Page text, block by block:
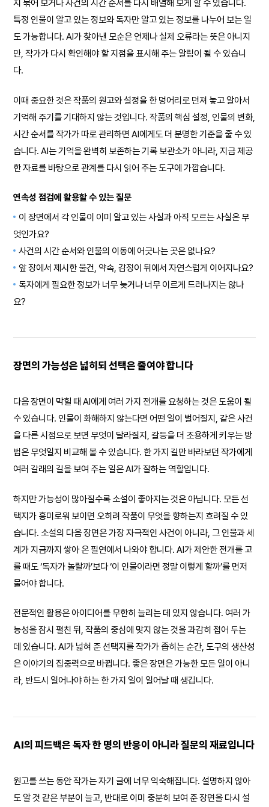
지 묶어 보거나 사건의 시간 순서를 다시 배열해 보게 할 수 있습니다.
특정 인물이 알고 있는 정보와 독자만 알고 있는 정보를 나누어 보는 일
도 가능합니다. AI가 찾아낸 모순은 언제나 실제 오류라는 뜻은 아니지
만, 작가가 다시 확인해야 할 지점을 표시해 주는 알림이 될 수 있습니
다.
이때 중요한 것은 작품의 원고와 설정을 한 덩어리로 던져 놓고 알아서
기억해 주기를 기대하지 않는 것입니다. 작품의 핵심 설정, 인물의 변화,
시간 순서를 작가가 따로 관리하면 AI에게도 더 분명한 기준을 줄 수 있
습니다. AI는 기억을 완벽히 보존하는 기록 보관소가 아니라, 지금 제공
한 자료를 바탕으로 관계를 다시 읽어 주는 도구에 가깝습니다.
연속성 점검에 활용할 수 있는 질문
이 장면에서 각 인물이 이미 알고 있는 사실과 아직 모르는 사실은 무
엇인가요?
사건의 시간 순서와 인물의 이동에 어긋나는 곳은 없나요?
앞 장에서 제시한 물건, 약속, 감정이 뒤에서 자연스럽게 이어지나요?
독자에게 필요한 정보가 너무 늦거나 너무 이르게 드러나지는 않나
요?
장면의 가능성은 넓히되 선택은 줄여야 합니다
다음 장면이 막힐 때 AI에게 여러 가지 전개를 요청하는 것은 도움이 될
수 있습니다. 인물이 화해하지 않는다면 어떤 일이 벌어질지, 같은 사건
을 다른 시점으로 보면 무엇이 달라질지, 갈등을 더 조용하게 키우는 방
법은 무엇일지 비교해 볼 수 있습니다. 한 가지 길만 바라보던 작가에게
여러 갈래의 길을 보여 주는 일은 AI가 잘하는 역할입니다.
하지만 가능성이 많아질수록 소설이 좋아지는 것은 아닙니다. 모든 선
택지가 흥미로워 보이면 오히려 작품이 무엇을 향하는지 흐려질 수 있
습니다. 소설의 다음 장면은 가장 자극적인 사건이 아니라, 그 인물과 세
계가 지금까지 쌓아 온 필연에서 나와야 합니다. AI가 제안한 전개를 고
를 때도 ‘독자가 놀랄까’보다 ‘이 인물이라면 정말 이렇게 할까’를 먼저
물어야 합니다.
전문적인 활용은 아이디어를 무한히 늘리는 데 있지 않습니다. 여러 가
능성을 잠시 펼친 뒤, 작품의 중심에 맞지 않는 것을 과감히 접어 두는
데 있습니다. AI가 넓혀 준 선택지를 작가가 좁히는 순간, 도구의 생산성
은 이야기의 집중력으로 바뀝니다. 좋은 장면은 가능한 모든 일이 아니
라, 반드시 일어나야 하는 한 가지 일이 일어날 때 생깁니다.
AI의 피드백은 독자 한 명의 반응이 아니라 질문의 재료입니다
원고를 쓰는 동안 작가는 자기 글에 너무 익숙해집니다. 설명하지 않아
도 알 것 같은 부분이 늘고, 반대로 이미 충분히 보여 준 장면을 다시 설